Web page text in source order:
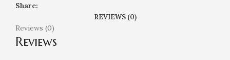
Share:
REVIEWS (0)
Reviews (0)
Reviews